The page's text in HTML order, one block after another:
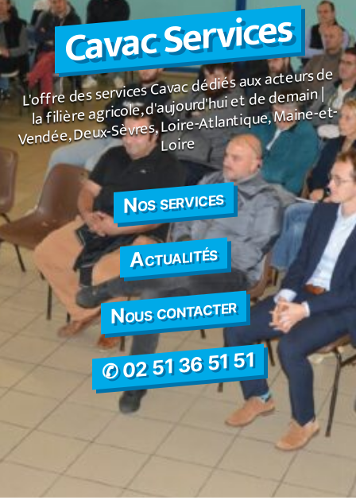
contenuCavac Services
L'offre des services Cavac dédiés aux acteurs de
la filière agricole, d'aujourd'hui et de demain |
Vendée, Deux-Sèvres, Loire-Atlantique, Maine-et-
Loire
Nos services
Actualités
Nous contacter
✆ 02 51 36 51 51
Panneau de gestion des cookies